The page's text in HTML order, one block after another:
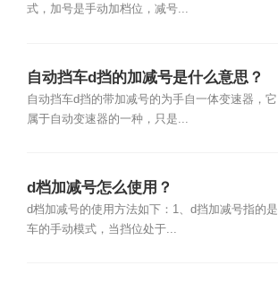
式，加号是手动加档位，减号...
自动挡车d挡的加减号是什么意思？
自动挡车d挡的带加减号的为手自一体变速器，它
属于自动变速器的一种，只是...
d档加减号怎么使用？
d档加减号的使用方法如下：1、d挡加减号指的是
车的手动模式，当挡位处于...